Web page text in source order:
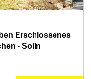
Erschlossenes
- Solln